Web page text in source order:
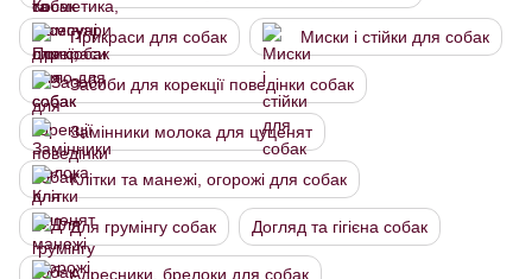
Прикраси для собак Миски і стійки для собак
Засоби для корекції поведінки собак
Замінники молока для цуценят
Клітки та манежі, огорожі для собак
Для грумінгу собак Догляд та гігієна собак
Адресники, брелоки для собак